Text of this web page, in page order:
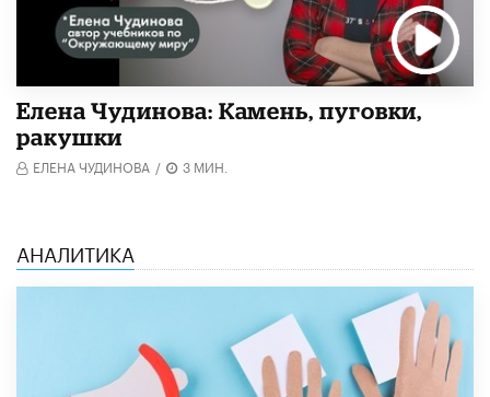
Елена Чудинова: Камень, пуговки,
ракушки
ЕЛЕНА ЧУДИНОВА / 3 МИН.
АНАЛИТИКА